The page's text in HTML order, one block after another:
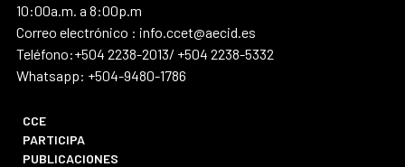
10:00a.m. a 8:00p.m
Correo electrónico : info.ccet@aecid.es
Teléfono:+504 2238-2013/ +504 2238-5332
Whatsapp: +504-9480-1786
CCE
PARTICIPA
PUBLICACIONES